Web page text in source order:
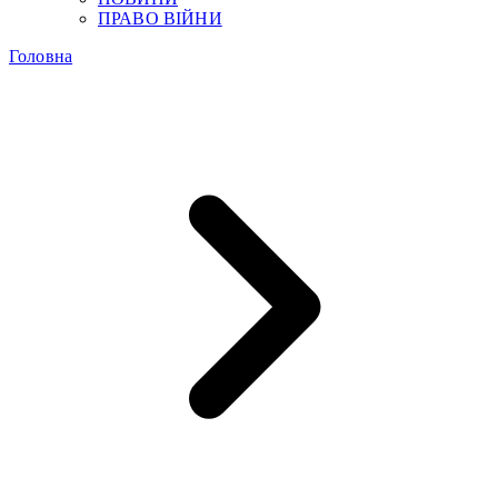
ПРАВО ВІЙНИ
Головна